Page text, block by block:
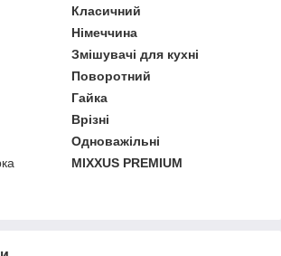
Класичний
Німеччина
Змішувачі для кухні
Поворотний
Гайка
Врізні
Одноважільні
MIXXUS PREMIUM